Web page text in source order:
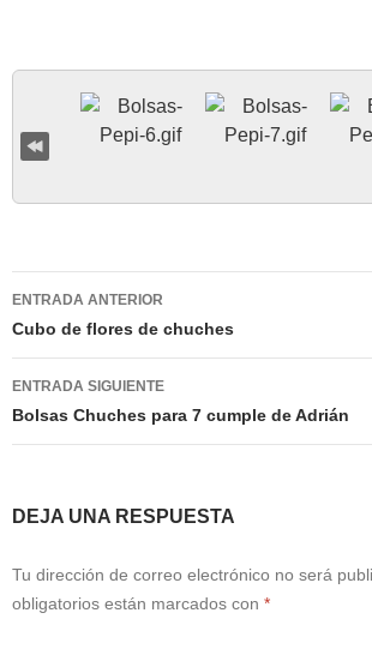
Navegación
de
entradas
ENTRADA ANTERIOR
Cubo de flores de chuches
ENTRADA SIGUIENTE
Bolsas Chuches para 7 cumple de Adrián
DEJA UNA RESPUESTA
Tu dirección de correo electrónico no será
obligatorios están marcados con *